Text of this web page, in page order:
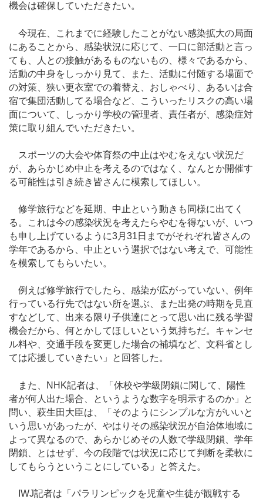
機会は確保していただきたい。
今現在、これまでに経験したことがない感染拡大の局面
にあることから、感染状況に応じて、一口に部活動と言っ
ても、人との接触があるものないもの、様々であるから、
活動の中身をしっかり見て、また、活動に付随する場面で
の対策、狭い更衣室での着替え、おしゃべり、あるいは合
宿で集団活動してる場合など、こういったリスクの高い場
面について、しっかり学校の管理者、責任者が、感染症対
策に取り組んでいただきたい。
スポーツの大会や体育祭の中止はやむをえない状況だ
が、あらかじめ中止を考えるのではなく、なんとか開催す
る可能性は引き続き皆さんに模索してほしい。
修学旅行などを延期、中止という動きも同様に出てく
る。これは今の感染状況を考えたらやむを得ないが、いつ
も申し上げているように3月31日までがそれぞれ皆さんの
学年であるから、中止という選択ではない考えで、可能性
を模索してもらいたい。
例えば修学旅行でしたら、感染が広がっていない、例年
行っている行先ではない所を選ぶ、また出発の時期を見直
すなどして、出来る限り子供達にとって思い出に残る学習
機会だから、何とかしてほしいという気持ちだ。キャンセ
ル料や、交通手段を変更した場合の補填など、文科省とし
ては応援していきたい」と回答した。
また、NHK記者は、「休校や学級閉鎖に関して、陽性
者が何人出た場合、というような数字を明示するのか」と
問い、萩生田大臣は、「そのようにシンプルな方がいいと
いう思いがあったが、やはりその感染状況が自治体地域に
よって異なるので、あらかじめその人数で学級閉鎖、学年
閉鎖、とはせず、今の段階では状況に応じて判断を柔軟に
してもらうということにしている」と答えた。
IWJ記者は「パラリンピックを児童や生徒が観戦する